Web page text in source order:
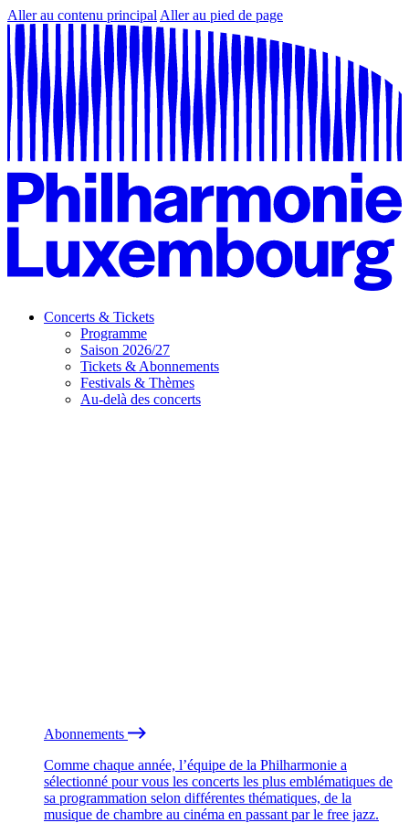
Aller au contenu principal Aller au pied de page
Concerts & Tickets
Programme
Saison 2026/27
Tickets & Abonnements
Festivals & Thèmes
Au-delà des concerts
Abonnements
Comme chaque année, l’équipe de la Philharmonie a
sélectionné pour vous les concerts les plus emblématiques de
sa programmation selon différentes thématiques, de la
musique de chambre au cinéma en passant par le free jazz.